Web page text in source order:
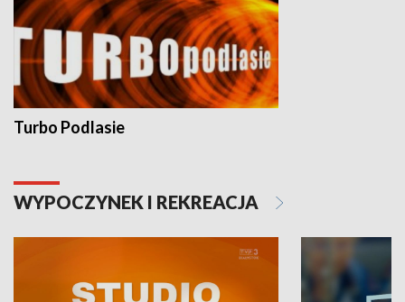
Turbo Podlasie
WYPOCZYNEK I REKREACJA